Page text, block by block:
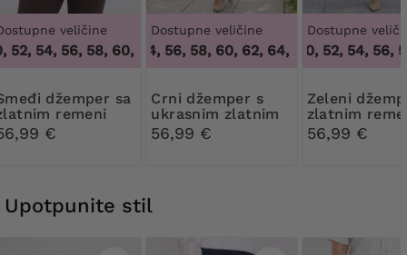
veličine
54, 56, 58, 60, 62, 64,48, 50, 52, 54, 56, 58, 60, 62, 64
sa
remeni
€
Dostupne veličine
52, 54, 56, 58, 60, 62, 64,52, 54, 56, 58,
Crni džemper s
ukrasnim zlatnim
remeni
56,99 €
Dostupne
48, 50, 52, 54, 56,
Zeleni džemper sa
zlatnim
56,99 €
Upotpunite stil